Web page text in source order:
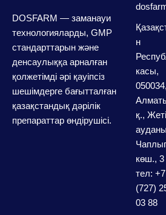
DOSFARM — заманауи
технологияларды, GMP
стандарттарын және
денсаулыққа арналған
қолжетімді әрі қауіпсіз
шешімдерге бағытталған
қазақстандық дәрілік
препараттар өндірушісі.
н
касы,
050034,
қ.,
көш., 3
тел: +7
(727)
03 88